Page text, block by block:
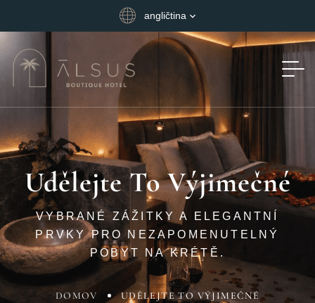
angličtina
Udělejte To Výjimečné
VYBRANÉ ZÁŽITKY A ELEGANTNÍ
PRVKY PRO NEZAPOMENUTELNÝ
POBYT NA KRÉTĚ.
DOMOV UDĚLEJTE TO VÝJIMEČNÉ